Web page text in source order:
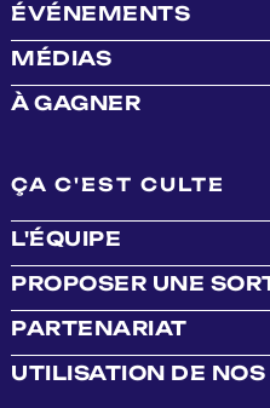
ÉVÉNEMENTS
MÉDIAS
À GAGNER
ÇA C'EST CULTE
L'ÉQUIPE
PROPOSER UNE
PARTENARIAT
UTILISATION DE NOS